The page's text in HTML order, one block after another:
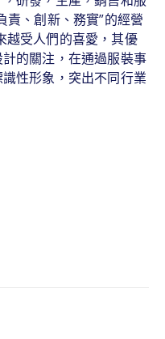
責、創新、務實”的經營
越受人們的喜愛，其優
的關注，在通過服裝事
性形象，突出不同行業